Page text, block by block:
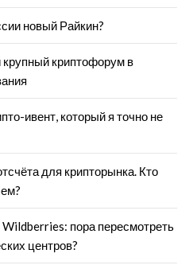
новый Райкин?
криптофорум в
ивент, который я точно не
для крипторынка. Кто
пора пересмотреть
центров?